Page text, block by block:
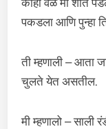
काही वेळ मी शांत
पकडला आणि पुन्हा
ती म्हणाली – आता
चुलते येत असतील.
मी म्हणालो –